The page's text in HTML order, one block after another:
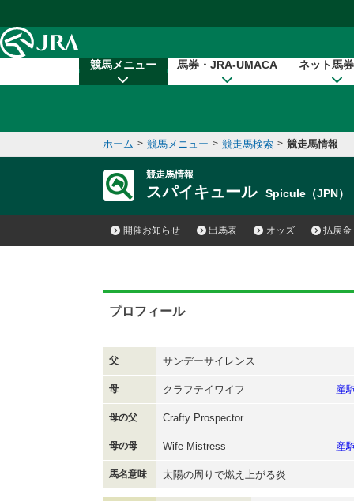
競馬メニュー 馬券・JRA-UMACA ネット馬
ホーム > 競馬メニュー > 競走馬検索 > 競走馬情報
競走馬情報
スパイキュール Spicule（JPN）
開催お知らせ 出馬表 オッズ 払戻金
プロフィール
父 サンデーサイレンス
母 クラフテイワイフ 産
母の父 Crafty Prospector
母の母 Wife Mistress 産
馬名意味 太陽の周りで燃え上がる炎